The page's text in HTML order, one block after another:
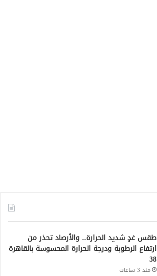
طقس غدٍ شديد الحرارة.. والأرصاد تحذر من
ارتفاع الرطوبة ودرجة الحرارة المحسوسة بالقاهرة
38
منذ 3 ساعات